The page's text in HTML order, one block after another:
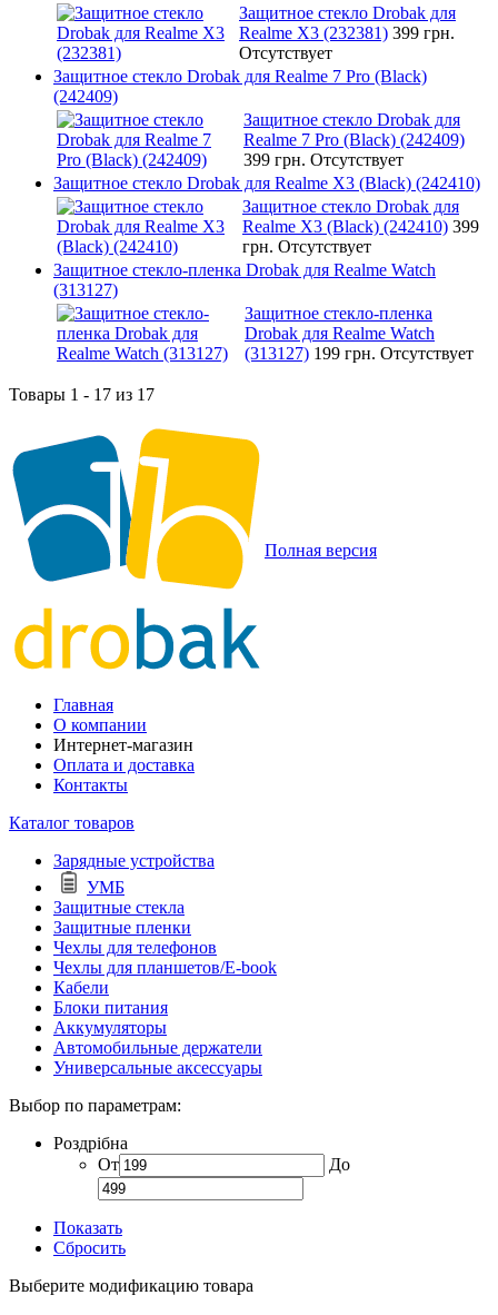
Защитное стекло Drobak для
Realme X3 (232381) 399 грн.
Отсутствует
Защитное стекло Drobak для Realme 7 Pro (Black)
(242409)
Защитное стекло Drobak для
Realme 7 Pro (Black) (242409)
399 грн. Отсутствует
Защитное стекло Drobak для Realme X3 (Black) (242410)
Защитное стекло Drobak для
Realme X3 (Black) (242410) 399
грн. Отсутствует
Защитное стекло-пленка Drobak для Realme Watch
(313127)
Защитное стекло-пленка
Drobak для Realme Watch
(313127) 199 грн. Отсутствует
Товары 1 - 17 из 17
Полная версия
Главная
О компании
Интернет-магазин
Оплата и доставка
Контакты
Каталог товаров
Зарядные устройства
УМБ
Защитные стекла
Защитные пленки
Чехлы для телефонов
Чехлы для планшетов/E-book
Кабели
Блоки питания
Аккумуляторы
Автомобильные держатели
Универсальные аксессуары
Выбор по параметрам:
Роздрібна
От
До
Показать
Сбросить
Выберите модификацию товара